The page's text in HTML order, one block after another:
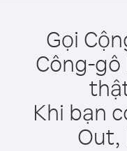
Gọi
Công-
Khi bạn
Out,